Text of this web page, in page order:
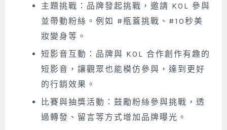
主題挑戰：品牌發起挑戰，邀請 KOL 參與
並帶動粉絲。例如 #瓶蓋挑戰、#10秒美
妝變身等。
短影音互動：品牌與 KOL 合作創作有趣的
短影音，讓觀眾也能模仿參與，達到更好
的行銷效果。
比賽與抽獎活動：鼓勵粉絲參與挑戰，透
過轉發、留言等方式增加品牌曝光。